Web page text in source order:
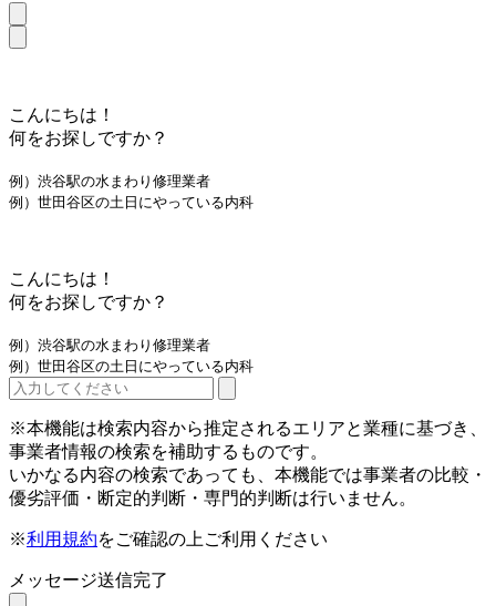
こんにちは！
何をお探しですか？
例）渋谷駅の水まわり修理業者
例）世田谷区の土日にやっている内科
こんにちは！
何をお探しですか？
例）渋谷駅の水まわり修理業者
例）世田谷区の土日にやっている内科
※本機能は検索内容から推定されるエリアと業種に基づき、
事業者情報の検索を補助するものです。
いかなる内容の検索であっても、本機能では事業者の比較・
優劣評価・断定的判断・専門的判断は行いません。
※利用規約をご確認の上ご利用ください
メッセージ送信完了